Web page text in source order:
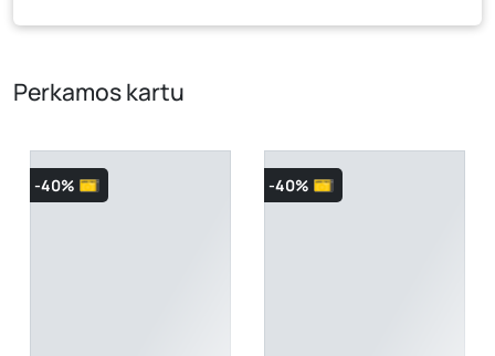
kaina, kuri galioja pirkimo metu.
Perkamos kartu
-40% -40%